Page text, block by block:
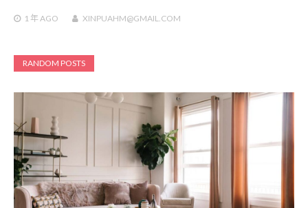
1 年 AGO XINPUAHM@GMAIL.COM
RANDOM POSTS